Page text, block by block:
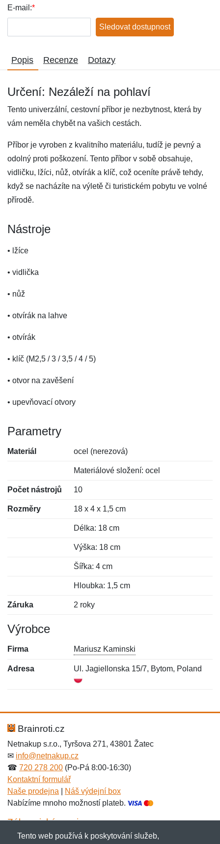
E-mail:*
Sledovat dostupnost
Popis Recenze Dotazy
Určení: Nezáleží na pohlaví
Tento univerzální, cestovní příbor je nezbytnost, která by
vám neměla chybět na vašich cestách.
Příbor je vyroben z kvalitního materiálu, tudíž je pevný a
odolný proti poškození. Tento příbor v sobě obsahuje,
vidličku, lžíci, nůž, otvírák a klíč, což oceníte právě tehdy,
když se nacházíte na výletě či turistickém pobytu ve volné
přírodě.
Nástroje
• lžíce
• vidlička
• nůž
• otvírák na lahve
• otvírák
• klíč (M2,5 / 3 / 3,5 / 4 / 5)
• otvor na zavěšení
• upevňovací otvory
Parametry
Materiál ocel (nerezová)
Materiálové složení: ocel
Počet nástrojů 10
Rozměry 18 x 4 x 1,5 cm
Délka: 18 cm
Výška: 18 cm
Šířka: 4 cm
Hloubka: 1,5 cm
Záruka 2 roky
Výrobce
Firma Mariusz Kaminski
Adresa Ul. Jagiellonska 15/7, Bytom, Poland
Hodnocení:
Jméno: *
Jméno:
E-mail:*
Brainroti.cz
Netnakup s.r.o., Tyršova 271, 43801 Žatec
✉ info@netnakup.cz
☎ 720 278 200 (Po-Pá 8:00-16:30)
Kontaktní formulář
Naše prodejna
Náš výdejní box
Nabízíme mnoho možností plateb.
Zákaznický servis
Novinky emailem
Tento web používá k poskytování služeb,